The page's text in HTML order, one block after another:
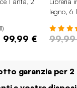
99,99 €
legno, 6
99,99
garanzia per 2